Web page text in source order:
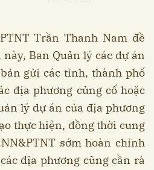
Trần Thanh Nam đề
Ban Quản lý các dự án
gửi các tỉnh, thành phố
địa phương củng cố hoặc
lý dự án của địa phương
thực hiện, đồng thời cung
sớm hoàn chỉnh
địa phương cũng cần rà